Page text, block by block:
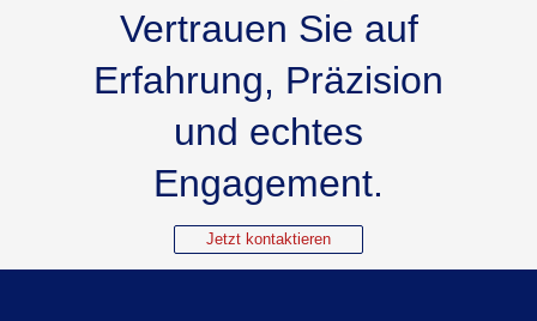
Vertrauen Sie auf
Erfahrung, Präzision
und echtes
Engagement.
Jetzt kontaktieren